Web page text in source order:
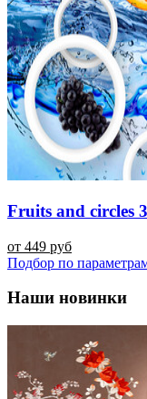
Fruits and circles
от 449 руб
Подбор по
Наши новинки